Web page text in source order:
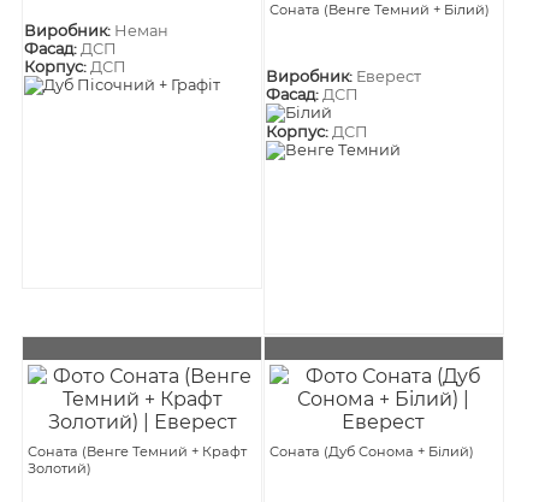
Виробник: Неман
Фасад: ДСП
Корпус: ДСП
Соната (Венге Темний + Білий)
Виробник: Еверест
Фасад: ДСП
Корпус: ДСП
Соната (Венге Темний + Крафт
Золотий)
Соната (Дуб Сонома + Білий)